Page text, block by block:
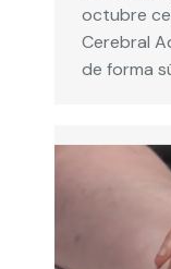
octubre
Cerebral
de forma